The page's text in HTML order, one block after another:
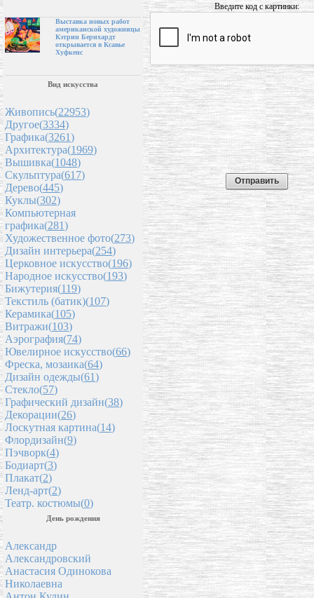
Выставка новых работ
американской художницы
Кэтрин Бернхардт
открывается в Ксавье
Хуфкенс
Вид искусства
Живопись(22953)
Другое(3334)
Графика(3261)
Архитектура(1969)
Вышивка(1048)
Скульптура(617)
Дерево(445)
Куклы(302)
Компьютерная
графика(281)
Художественное фото(273)
Дизайн интерьера(254)
Церковное искусство(196)
Народное искусство(193)
Бижутерия(119)
Текстиль (батик)(107)
Керамика(105)
Витражи(103)
Аэрография(74)
Ювелирное искусство(66)
Фреска, мозаика(64)
Дизайн одежды(61)
Стекло(57)
Графический дизайн(38)
Декорации(26)
Лоскутная картина(14)
Флордизайн(9)
Пэчворк(4)
Бодиарт(3)
Плакат(2)
Ленд-арт(2)
Театр. костюмы(0)
День рождения
Александр
Александровский
Анастасия Одинокова
Николаевна
Введите код с картинки: